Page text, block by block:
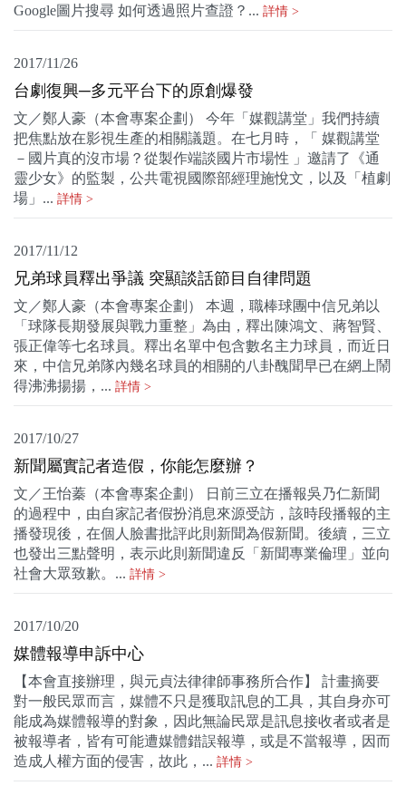
申訴
捐款支持
Google圖片搜尋 如何透過照片查證？... 詳情 >
2017/11/26
台劇復興─多元平台下的原創爆發
文／鄭人豪（本會專案企劃） 今年「媒觀講堂」我們持續
把焦點放在影視生產的相關議題。在七月時，「 媒觀講堂
－國片真的沒市場？從製作端談國片市場性 」邀請了《通
靈少女》的監製，公共電視國際部經理施悅文，以及「植劇
場」... 詳情 >
2017/11/12
兄弟球員釋出爭議 突顯談話節目自律問題
文／鄭人豪（本會專案企劃） 本週，職棒球團中信兄弟以
「球隊長期發展與戰力重整」為由，釋出陳鴻文、蔣智賢、
張正偉等七名球員。釋出名單中包含數名主力球員，而近日
來，中信兄弟隊內幾名球員的相關的八卦醜聞早已在網上鬧
得沸沸揚揚，... 詳情 >
2017/10/27
新聞屬實記者造假，你能怎麼辦？
文／王怡蓁（本會專案企劃） 日前三立在播報吳乃仁新聞
的過程中，由自家記者假扮消息來源受訪，該時段播報的主
播發現後，在個人臉書批評此則新聞為假新聞。後續，三立
也發出三點聲明，表示此則新聞違反「新聞專業倫理」並向
社會大眾致歉。... 詳情 >
2017/10/20
媒體報導申訴中心
【本會直接辦理，與元貞法律律師事務所合作】 計畫摘要
對一般民眾而言，媒體不只是獲取訊息的工具，其自身亦可
能成為媒體報導的對象，因此無論民眾是訊息接收者或者是
被報導者，皆有可能遭媒體錯誤報導，或是不當報導，因而
造成人權方面的侵害，故此，... 詳情 >